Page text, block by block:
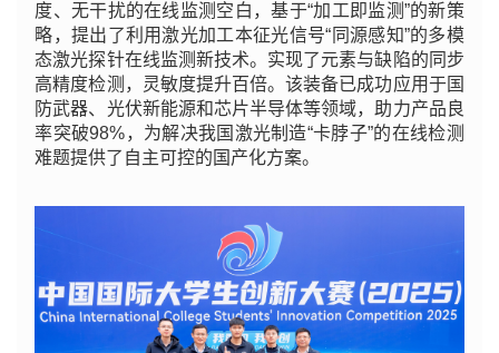
度、无干扰的在线监测空白，基于“加工即监测”的新策
略，提出了利用激光加工本征光信号“同源感知”的多模
态激光探针在线监测新技术。实现了元素与缺陷的同步
高精度检测，灵敏度提升百倍。该装备已成功应用于国
防武器、光伏新能源和芯片半导体等领域，助力产品良
率突破98%，为解决我国激光制造“卡脖子”的在线检测
难题提供了自主可控的国产化方案。